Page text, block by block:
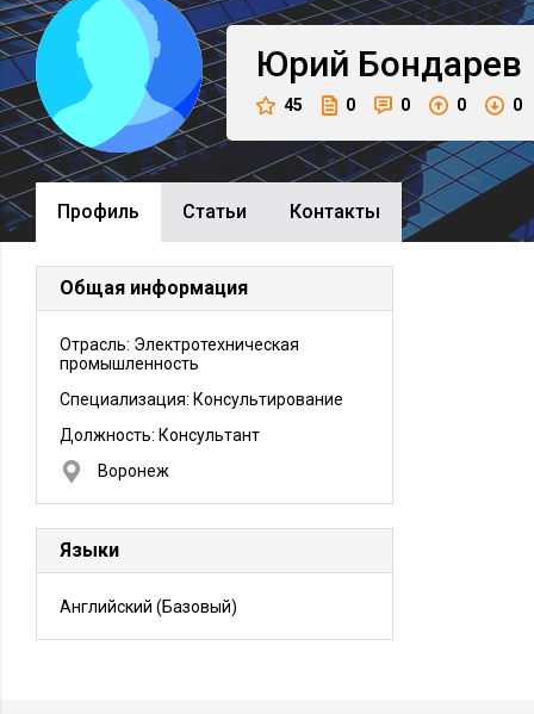
Юрий Бондарев
45 0 0 0 0
Профиль Cтатьи Контакты
Общая информация
Отрасль: Электротехническая
промышленность
Специализация: Консультирование
Должность: Консультант
Воронеж
Языки
Английский (Базовый)